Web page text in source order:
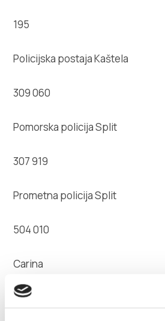
195
Policijska postaja Kaštela
309 060
Pomorska policija Split
307 919
Prometna policija Split
504 010
Carina
393 777